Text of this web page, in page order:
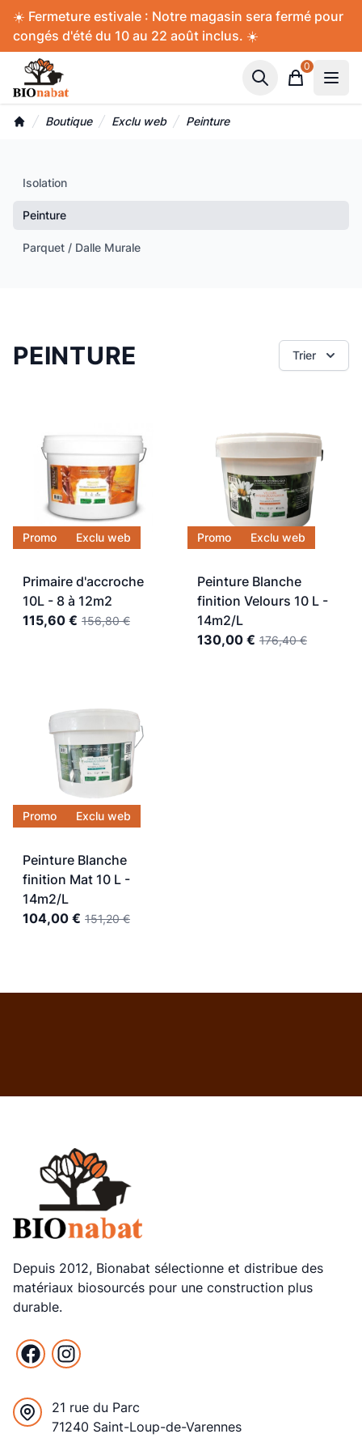
Accès au contenu
☀️ Fermeture estivale : Notre magasin sera fermé pour
congés d'été du 10 au 22 août inclus. ☀️
Panier
0
Boutique Exclu web Peinture
Isolation
Peinture
Parquet / Dalle Murale
PEINTURE Trier
Promo Exclu web
Primaire d'accroche
10L - 8 à 12m2
115,60 € 156,80 €
Promo Exclu web
Peinture Blanche
finition Velours 10 L -
14m2/L
130,00 € 176,40 €
Promo Exclu web
Peinture Blanche
finition Mat 10 L -
14m2/L
104,00 € 151,20 €
Depuis 2012, Bionabat sélectionne et distribue des
matériaux biosourcés pour une construction plus
durable.
FacebookInstagram
21 rue du Parc
71240 Saint-Loup-de-Varennes
Panneau de gestion des cookies